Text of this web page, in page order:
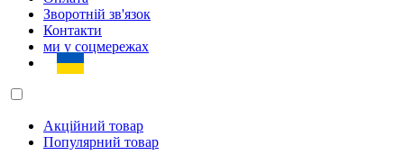
Зворотній зв'язок
Контакти
ми у соцмережах
Акційний товар
Популярний товар